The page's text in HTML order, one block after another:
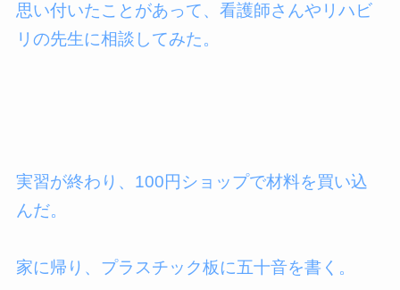
思い付いたことがあって、看護師さんやリハビ
リの先生に相談してみた。
実習が終わり、100円ショップで材料を買い込
んだ。
家に帰り、プラスチック板に五十音を書く。